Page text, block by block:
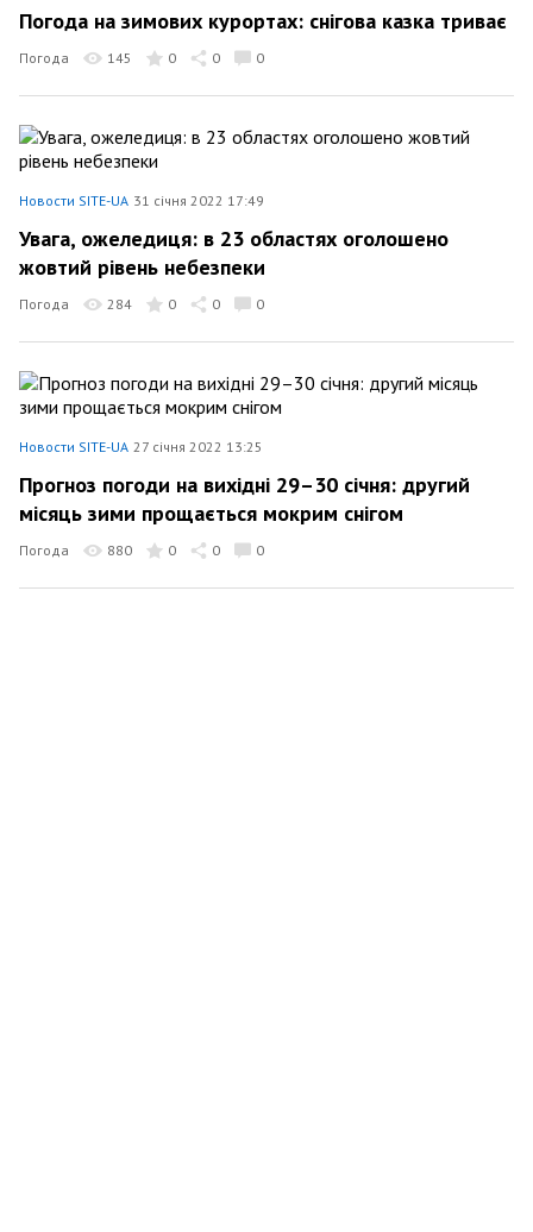
Погода на зимових курортах: снігова казка триває
Погода 145 0 0 0
Новости SITE-UA 31 січня 2022 17:49
Увага, ожеледиця: в 23 областях оголошено
жовтий рівень небезпеки
Погода 284 0 0 0
Новости SITE-UA 27 січня 2022 13:25
Прогноз погоди на вихідні 29–30 січня: другий
місяць зими прощається мокрим снігом
Погода 880 0 0 0